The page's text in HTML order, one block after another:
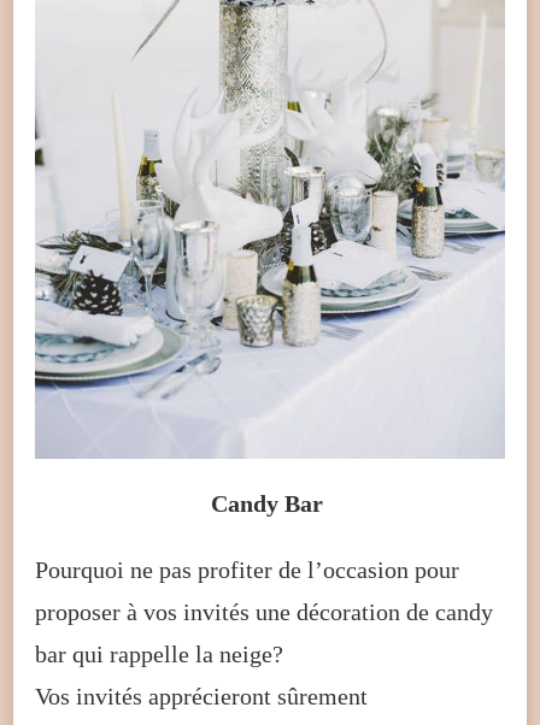
Candy Bar
Pourquoi ne pas profiter de l’occasion pour
proposer à vos invités une décoration de candy
bar qui rappelle la neige?
Vos invités apprécieront sûrement